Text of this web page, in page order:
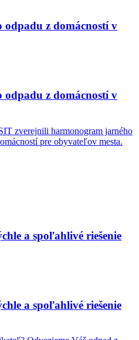
odpadu z domácností v
odpadu z domácností v
zverejnili harmonogram jarného
pre obyvateľov mesta.
a spoľahlivé riešenie
a spoľahlivé riešenie